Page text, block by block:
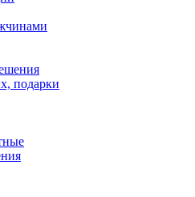
подарки